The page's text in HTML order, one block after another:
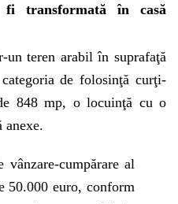
transformată în casă
teren arabil în suprafaţă
de folosinţă curţi-
848 mp, o locuinţă cu o
anexe.
vânzare-cumpărare al
50.000 euro, conform